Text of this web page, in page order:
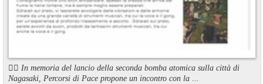
🏳️‍🌈 In memoria del lancio della seconda bomba atomica sulla città di
Nagasaki, Percorsi di Pace propone un incontro con la ...